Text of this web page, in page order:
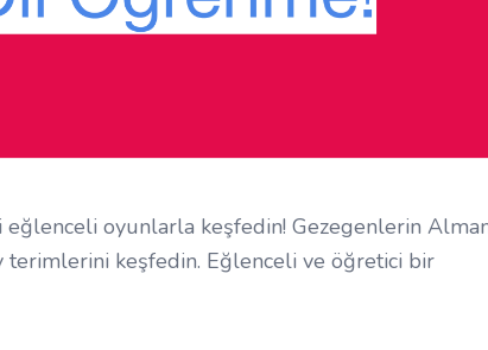
oyunlarla keşfedin! Gezegenlerin
terimlerini keşfedin. Eğlenceli ve öğretici bir